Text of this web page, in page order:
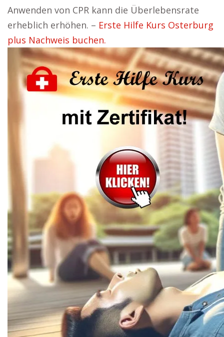
Anwenden von CPR kann die Überlebensrate
erheblich erhöhen. – Erste Hilfe Kurs Osterburg
plus Nachweis buchen.